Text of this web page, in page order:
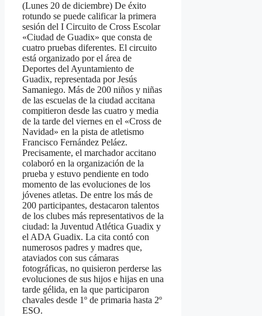
(Lunes 20 de diciembre) De éxito
rotundo se puede calificar la primera
sesión del I Circuito de Cross Escolar
«Ciudad de Guadix» que consta de
cuatro pruebas diferentes. El circuito
está organizado por el área de
Deportes del Ayuntamiento de
Guadix, representada por Jesús
Samaniego. Más de 200 niños y niñas
de las escuelas de la ciudad accitana
compitieron desde las cuatro y media
de la tarde del viernes en el «Cross de
Navidad» en la pista de atletismo
Francisco Fernández Peláez.
Precisamente, el marchador accitano
colaboró en la organización de la
prueba y estuvo pendiente en todo
momento de las evoluciones de los
jóvenes atletas. De entre los más de
200 participantes, destacaron talentos
de los clubes más representativos de la
ciudad: la Juventud Atlética Guadix y
el ADA Guadix. La cita contó con
numerosos padres y madres que,
ataviados con sus cámaras
fotográficas, no quisieron perderse las
evoluciones de sus hijos e hijas en una
tarde gélida, en la que participaron
chavales desde 1º de primaria hasta 2º
ESO.